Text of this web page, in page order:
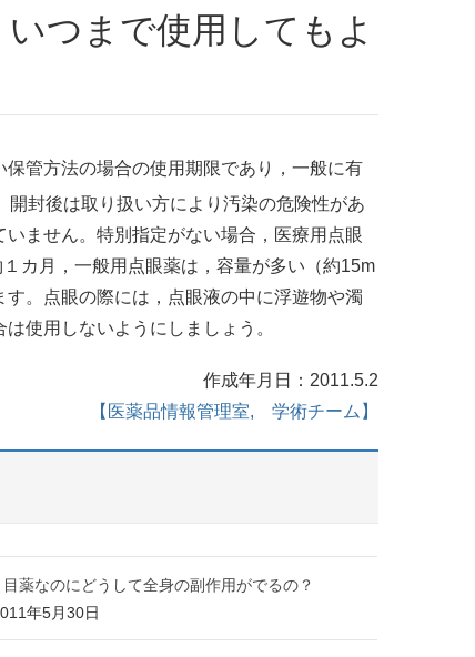
管方法の場合の使用期限であり，一般に有
封後は取り扱い方により汚染の危険性があ
ません。特別指定がない場合，医療用点眼
カ月，一般用点眼薬は，容量が多い（約15m
。点眼の際には，点眼液の中に浮遊物や濁
使用しないようにしましょう。
作成年月日：2011.5.2
【医薬品情報管理室, 学術チーム】
目薬なのにどうして全身の副作用がでるの？
年5月30日